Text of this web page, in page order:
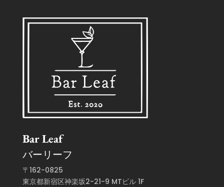
Bar Leaf
バーリーフ
〒162-0825
東京都新宿区神楽坂2-21-9 MTビル 1F